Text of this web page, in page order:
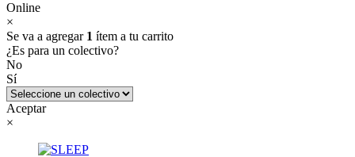
×
Se va a agregar 1 ítem a tu carrito
¿Es para un colectivo?
No
Sí
Aceptar
×